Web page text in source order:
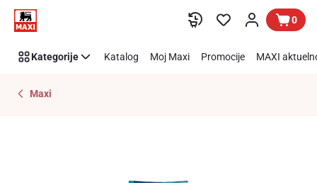
Preskoči link 0
Kategorije Katalog Moj Maxi Promocije MAXI
Maxi